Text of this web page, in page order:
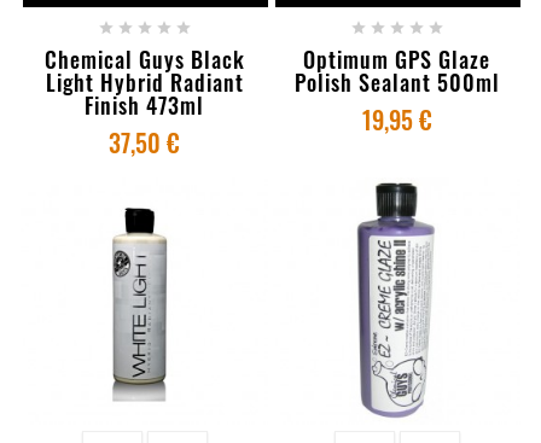
    
Chemical Guys Black
Light Hybrid Radiant
Finish 473ml
37,50 €
    
Optimum GPS Glaze
Polish Sealant 500ml
19,95 €